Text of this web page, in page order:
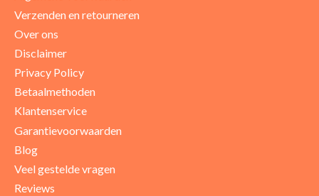
Verzenden en retourneren
Over ons
Disclaimer
Privacy Policy
Betaalmethoden
Klantenservice
Garantievoorwaarden
Blog
Veel gestelde vragen
Reviews